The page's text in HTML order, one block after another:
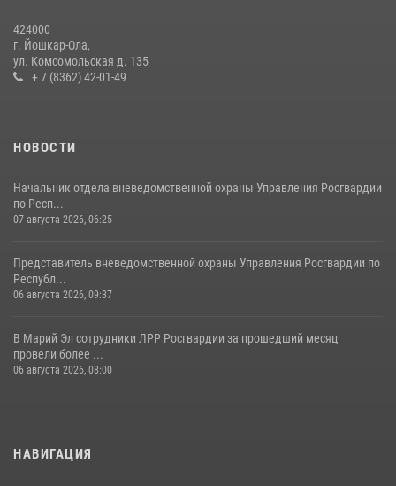
08 июля 2026, 13:48
Управление Росгвардии по Республике Марий Эл приняло участие в
424000
г. Йошкар-Ола,
ул. Комсомольская д. 135
+ 7 (8362) 42-01-49
НОВОСТИ
Начальник отдела вневедомственной охраны Управления Росгвардии
по Респ...
07 августа 2026, 06:25
Представитель вневедомственной охраны Управления Росгвардии по
Республ...
06 августа 2026, 09:37
В Марий Эл сотрудники ЛРР Росгвардии за прошедший месяц
провели более ...
06 августа 2026, 08:00
НАВИГАЦИЯ